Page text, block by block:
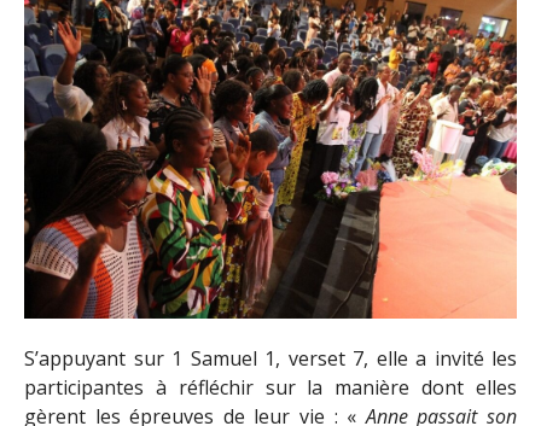
S’appuyant sur 1 Samuel 1, verset 7, elle a invité les
participantes à réfléchir sur la manière dont elles
gèrent les épreuves de leur vie : «Anne passait son